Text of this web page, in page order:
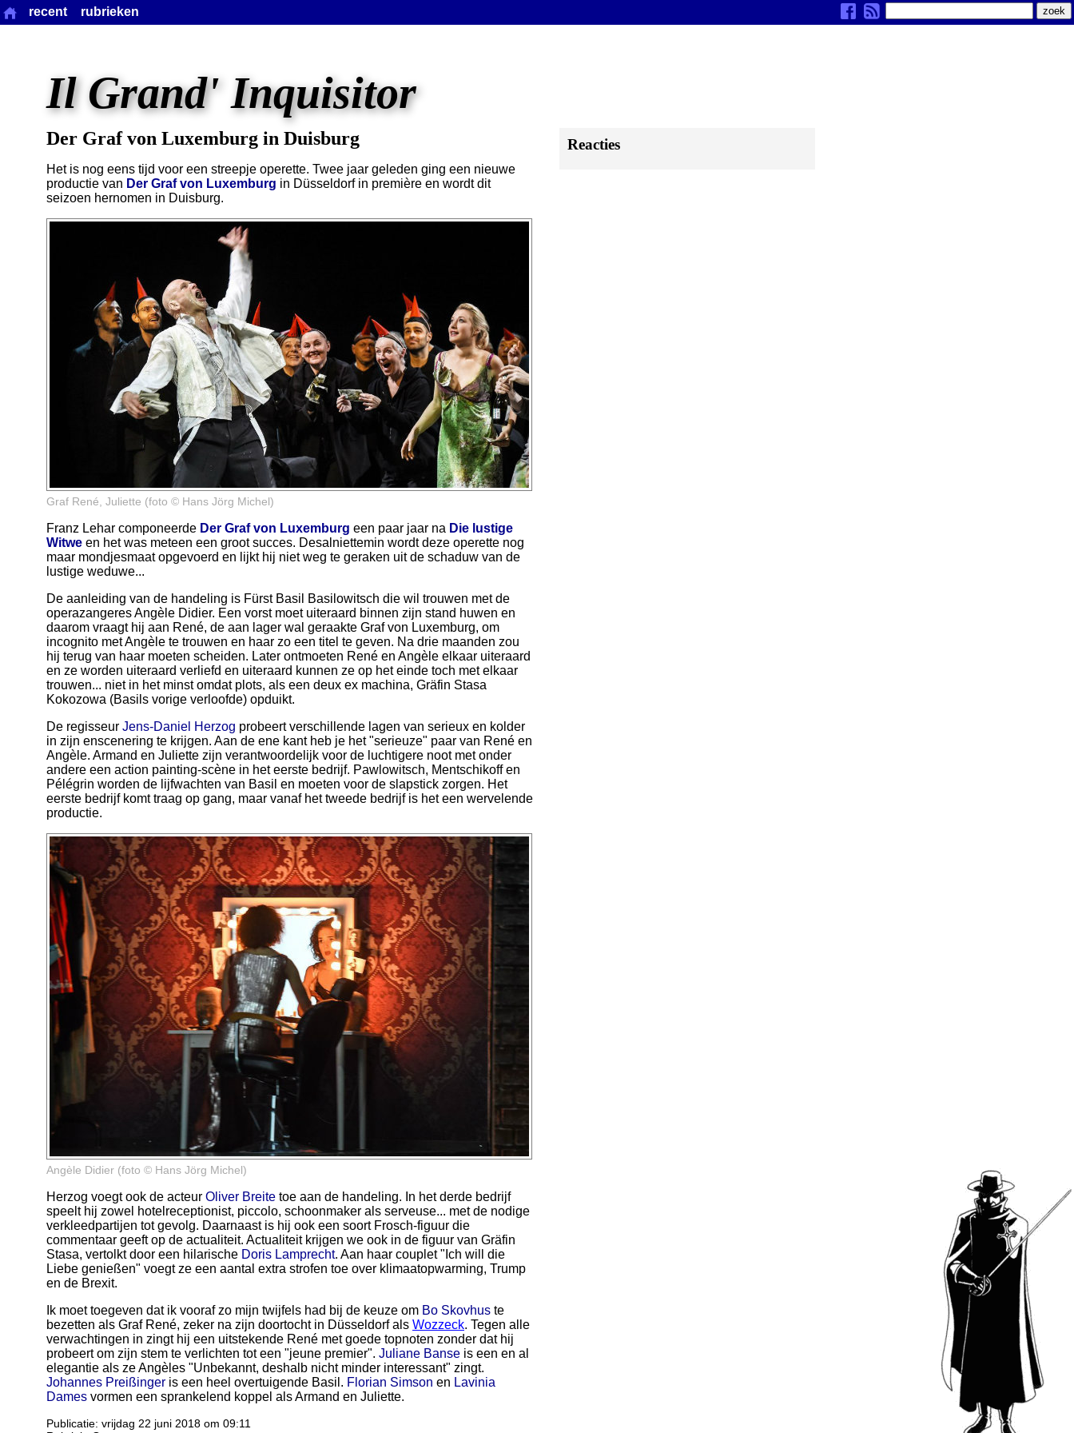
Il Grand' Inquisitor
Der Graf von Luxemburg in Duisburg
Het is nog eens tijd voor een streepje operette. Twee jaar geleden ging een nieuwe
productie van Der Graf von Luxemburg in Düsseldorf in première en wordt dit
seizoen hernomen in Duisburg.
Graf René, Juliette (foto © Hans Jörg Michel)
Franz Lehar componeerde Der Graf von Luxemburg een paar jaar na Die lustige
Witwe en het was meteen een groot succes. Desalniettemin wordt deze operette nog
maar mondjesmaat opgevoerd en lijkt hij niet weg te geraken uit de schaduw van de
lustige weduwe...
De aanleiding van de handeling is Fürst Basil Basilowitsch die wil trouwen met de
operazangeres Angèle Didier. Een vorst moet uiteraard binnen zijn stand huwen en
daarom vraagt hij aan René, de aan lager wal geraakte Graf von Luxemburg, om
incognito met Angèle te trouwen en haar zo een titel te geven. Na drie maanden zou
hij terug van haar moeten scheiden. Later ontmoeten René en Angèle elkaar uiteraard
en ze worden uiteraard verliefd en uiteraard kunnen ze op het einde toch met elkaar
trouwen... niet in het minst omdat plots, als een deux ex machina, Gräfin Stasa
Kokozowa (Basils vorige verloofde) opduikt.
De regisseur Jens-Daniel Herzog probeert verschillende lagen van serieux en kolder
in zijn enscenering te krijgen. Aan de ene kant heb je het "serieuze" paar van René en
Angèle. Armand en Juliette zijn verantwoordelijk voor de luchtigere noot met onder
andere een action painting-scène in het eerste bedrijf. Pawlowitsch, Mentschikoff en
Pélégrin worden de lijfwachten van Basil en moeten voor de slapstick zorgen. Het
eerste bedrijf komt traag op gang, maar vanaf het tweede bedrijf is het een wervelende
productie.
Angèle Didier (foto © Hans Jörg Michel)
Herzog voegt ook de acteur Oliver Breite toe aan de handeling. In het derde bedrijf
speelt hij zowel hotelreceptionist, piccolo, schoonmaker als serveuse... met de nodige
verkleedpartijen tot gevolg. Daarnaast is hij ook een soort Frosch-figuur die
commentaar geeft op de actualiteit. Actualiteit krijgen we ook in de figuur van Gräfin
Stasa, vertolkt door een hilarische Doris Lamprecht. Aan haar couplet "Ich will die
Liebe genießen" voegt ze een aantal extra strofen toe over klimaatopwarming, Trump
en de Brexit.
Ik moet toegeven dat ik vooraf zo mijn twijfels had bij de keuze om Bo Skovhus te
bezetten als Graf René, zeker na zijn doortocht in Düsseldorf als Wozzeck. Tegen alle
verwachtingen in zingt hij een uitstekende René met goede topnoten zonder dat hij
probeert om zijn stem te verlichten tot een "jeune premier". Juliane Banse is een en al
elegantie als ze Angèles "Unbekannt, deshalb nicht minder interessant" zingt.
Johannes Preißinger is een heel overtuigende Basil. Florian Simson en Lavinia
Dames vormen een sprankelend koppel als Armand en Juliette.
Publicatie: vrijdag 22 juni 2018 om 09:11
Reacties
recent rubrieken